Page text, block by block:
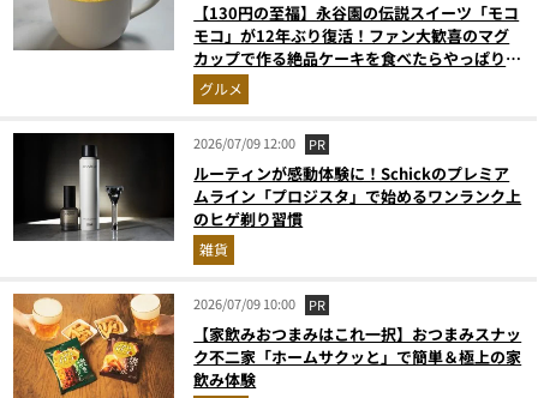
【130円の至福】永谷園の伝説スイーツ「モコ
モコ」が12年ぶり復活！ファン大歓喜のマグ
カップで作る絶品ケーキを食べたらやっぱり最
高にウマかった
グルメ
2026/07/09 12:00 PR
ルーティンが感動体験に！Schickのプレミア
ムライン「プロジスタ」で始めるワンランク上
のヒゲ剃り習慣
雑貨
2026/07/09 10:00 PR
【家飲みおつまみはこれ一択】おつまみスナッ
ク不二家「ホームサクッと」で簡単＆極上の家
飲み体験